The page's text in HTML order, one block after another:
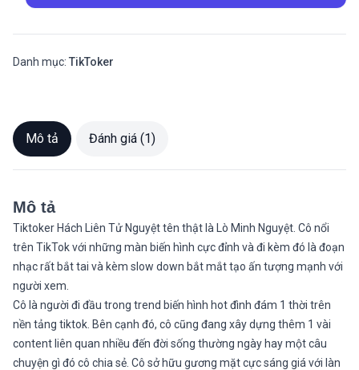
Danh mục: TikToker
Mô tả Đánh giá (1)
Mô tả
Tiktoker Hách Liên Tử Nguyệt tên thật là Lò Minh Nguyệt. Cô nổi
trên TikTok với những màn biến hình cực đỉnh và đi kèm đó là đoạn
nhạc rất bắt tai và kèm slow down bắt mắt tạo ấn tượng mạnh với
người xem.
Cô là người đi đầu trong trend biến hình hot đình đám 1 thời trên
nền tảng tiktok. Bên cạnh đó, cô cũng đang xây dựng thêm 1 vài
content liên quan nhiều đến đời sống thường ngày hay một câu
chuyện gì đó cô chia sẻ. Cô sở hữu gương mặt cực sáng giá với làn